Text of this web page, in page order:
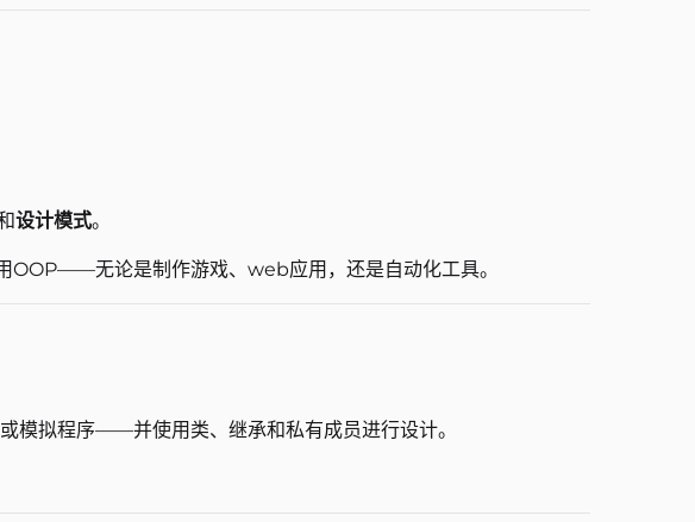
设计模式。
无论是制作游戏、web应用，还是自动化工具。
拟程序——并使用类、继承和私有成员进行设计。